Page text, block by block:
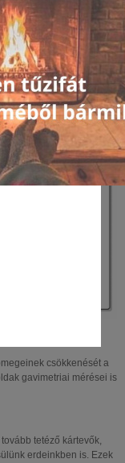
aszály mára a talaj felső
csökkenését okozva
csökkenését a
gavimetriai mérései is
tetéző kártevők,
erdeinkben is. Ezek